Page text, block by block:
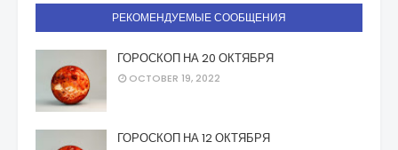
РЕКОМЕНДУЕМЫЕ СООБЩЕНИЯ
ГОРОСКОП НА 20 ОКТЯБРЯ
OCTOBER 19, 2022
ГОРОСКОП НА 12 ОКТЯБРЯ